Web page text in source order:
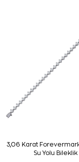
3,06 Karat Forevermark
Su Yolu Bileklik